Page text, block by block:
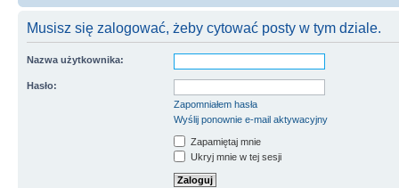
Musisz się zalogować, żeby cytować posty w tym dziale.
Nazwa użytkownika:
Hasło:
Zapomniałem hasła
Wyślij ponownie e-mail aktywacyjny
Zapamiętaj mnie
Ukryj mnie w tej sesji